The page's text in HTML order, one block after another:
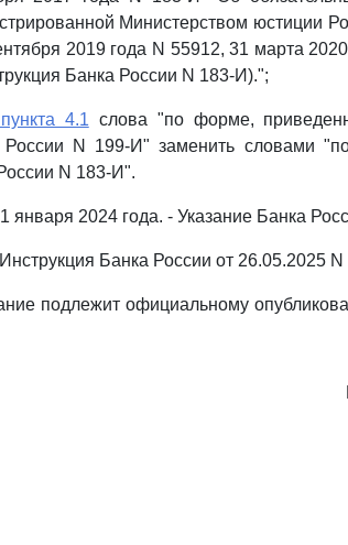
Министерством юстиции
2019 года N 55912, 31 марта
Банка России N 183-И).";
4.1 слова "по форме,
России N 199-И" заменить словами
N 183-И".
января 2024 года. - Указание Банка
Банка России от 26.05.2025
подлежит официальному